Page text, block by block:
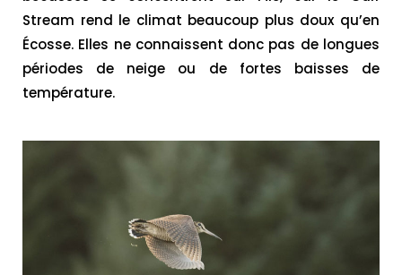
Stream rend le climat beaucoup plus doux qu’en
Écosse. Elles ne connaissent donc pas de longues
périodes de neige ou de fortes baisses de
température.